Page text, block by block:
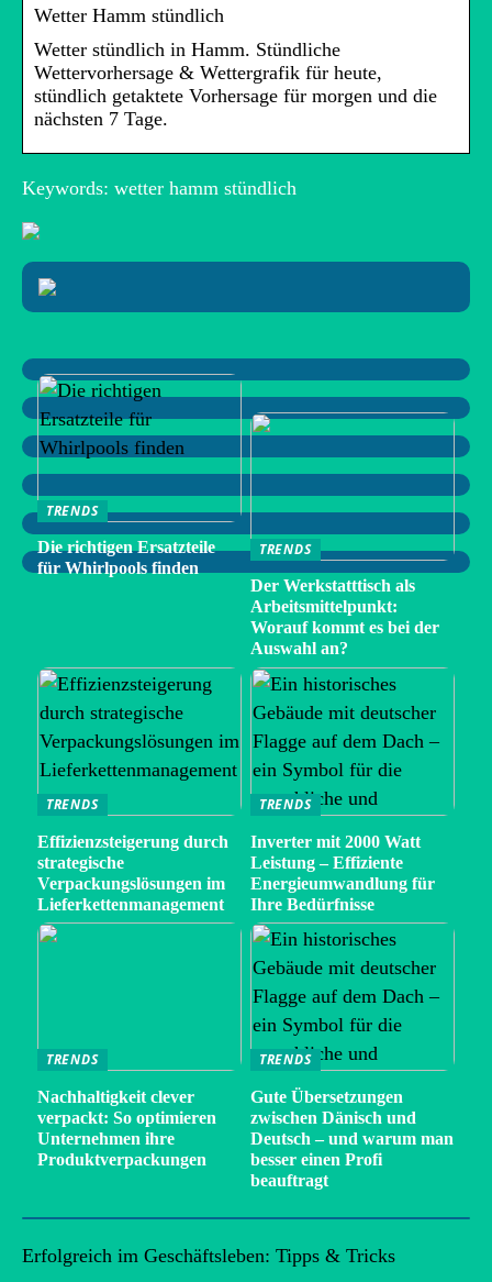
Wetter Hamm stündlich
Wetter stündlich in Hamm. Stündliche
Wettervorhersage & Wettergrafik für heute,
stündlich getaktete Vorhersage für morgen und die
nächsten 7 Tage.
Keywords: wetter hamm stündlich
TRENDS
Die richtigen Ersatzteile
für Whirlpools finden
TRENDS
Der Werkstatttisch als
Arbeitsmittelpunkt:
Worauf kommt es bei der
Auswahl an?
TRENDS
Effizienzsteigerung durch
strategische
Verpackungslösungen im
Lieferkettenmanagement
TRENDS
Inverter mit 2000 Watt
Leistung – Effiziente
Energieumwandlung für
Ihre Bedürfnisse
TRENDS
Nachhaltigkeit clever
verpackt: So optimieren
Unternehmen ihre
Produktverpackungen
TRENDS
Gute Übersetzungen
zwischen Dänisch und
Deutsch – und warum man
besser einen Profi
beauftragt
Erfolgreich im Geschäftsleben: Tipps & Tricks